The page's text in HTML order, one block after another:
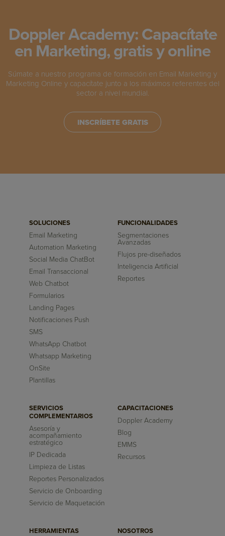
Doppler Academy: Capacítate
en Marketing, gratis y online
Súmate a nuestro programa de formación en Email Marketing y
Marketing Online y capacítate junto a los máximos referentes del
sector a nivel mundial.
INSCRÍBETE GRATIS
SOLUCIONES
Email Marketing
Automation Marketing
Social Media ChatBot
Email Transaccional
Web Chatbot
Formularios
Landing Pages
Notificaciones Push
SMS
WhatsApp Chatbot
Whatsapp Marketing
OnSite
Plantillas
FUNCIONALIDADES
Segmentaciones
Avanzadas
Flujos pre-diseñados
Inteligencia Artificial
Reportes
SERVICIOS
COMPLEMENTARIOS
Asesoría y
acompañamiento
estratégico
IP Dedicada
Limpieza de Listas
Reportes Personalizados
Servicio de Onboarding
Servicio de Maquetación
CAPACITACIONES
Doppler Academy
Blog
EMMS
Recursos
HERRAMIENTAS NOSOTROS